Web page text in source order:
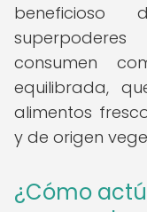
consumen
equilibrada,
alimentos
y de origen
¿Cómo